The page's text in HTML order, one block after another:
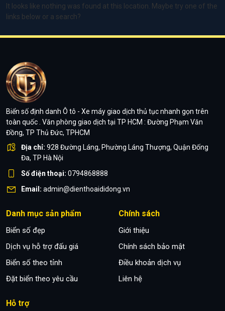
It looks like nothing was found at this location. Maybe try one of the
links below or a search?
Biển số định danh Ô tô - Xe máy giao dịch thủ tục nhanh gọn trên
toàn quốc . Văn phòng giao dịch tại TP HCM : Đường Phạm Văn
Đồng, TP Thủ Đức, TPHCM
Địa chỉ: 928 Đường Láng, Phường Láng Thượng, Quận Đống
Đa, TP Hà Nội
Số điện thoại: 0794868888
Email: admin@dienthoaididong.vn
Danh mục sản phẩm
Biển số đẹp
Dịch vụ hỗ trợ đấu giá
Biển số theo tỉnh
Đặt biển theo yêu cầu
Chính sách
Giới thiệu
Chính sách bảo mật
Điều khoản dịch vụ
Liên hệ
Hỗ trợ